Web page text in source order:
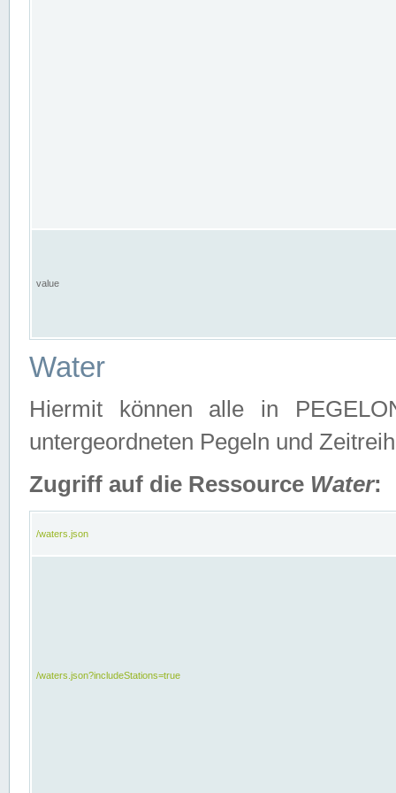
value
Water
Hiermit können alle in
untergeordneten Pegeln und
Zugriff auf die Ressource Water:
/waters.json
/waters.json?includeStations=true